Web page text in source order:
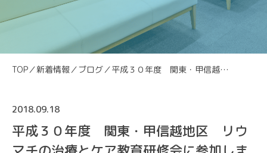
TOP／新着情報／ブログ／ 平成３０年度 関東・甲信越地区 リウマチの治療とケア教育研修会に参加しました
2018.09.18
平成３０年度 関東・甲信越地区 リウ